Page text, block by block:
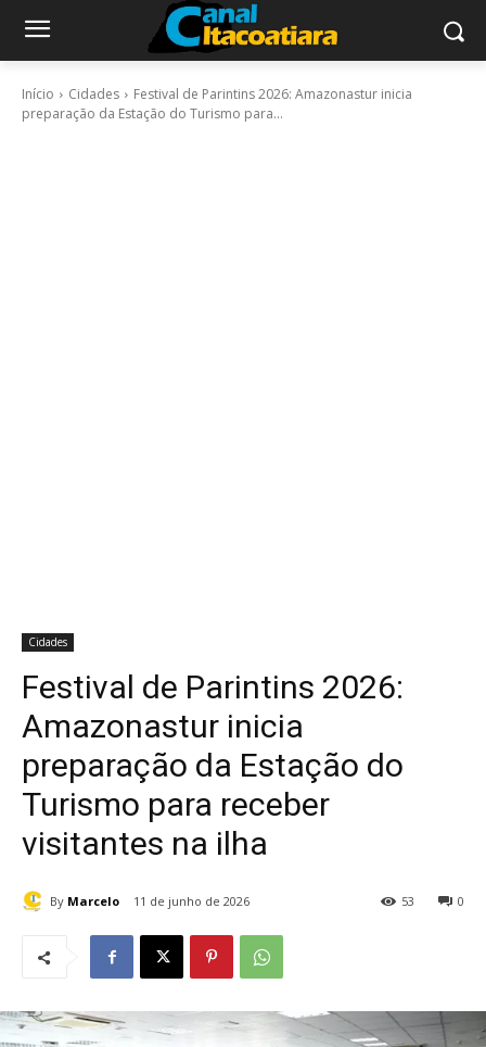
Início Cidades
Festival de Parintins 2026: Amazonastur inicia
preparação da Estação do Turismo para...
Cidades
Festival de Parintins 2026:
Amazonastur inicia
preparação da Estação do
Turismo para receber
visitantes na ilha
By Marcelo 11 de junho de 2026 0
53